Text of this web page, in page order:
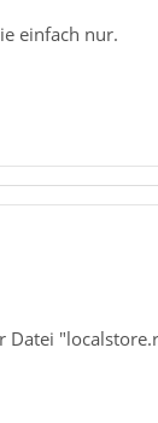
einfach nur.